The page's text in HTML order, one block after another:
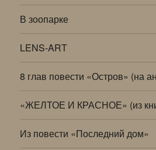
В зоопарке
LENS-ART
8 глав повести «Остров» (на
«ЖЕЛТОЕ И КРАСНОЕ» (из
Из повести «Последний дом»